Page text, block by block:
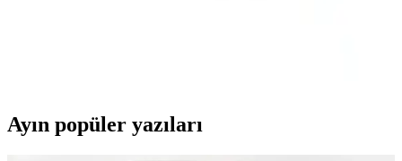
Ayın popüler yazıları